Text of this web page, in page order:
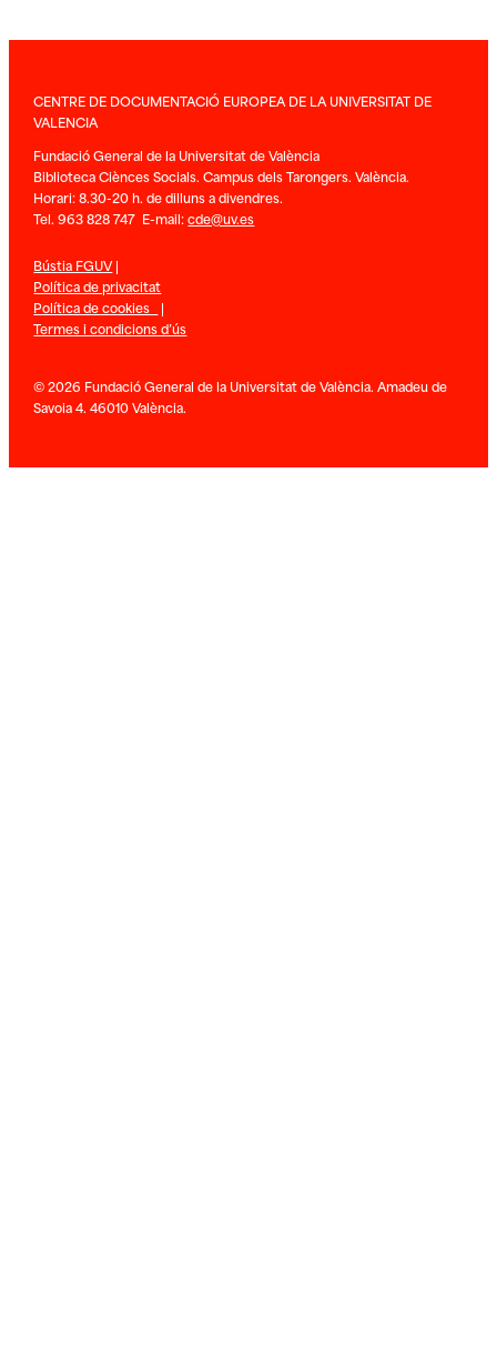
CENTRE DE DOCUMENTACIÓ EUROPEA DE LA UNIVERSITAT DE
VALENCIA
Fundació General de la Universitat de València
Biblioteca Ciènces Socials. Campus dels Tarongers. València.
Horari: 8.30-20 h. de dilluns a divendres.
Tel. 963 828 747 E-mail:cde@uv.es
Bústia FGUV|
Política de privacitat
Política de cookies |
Termes i condicions d’ús
© 2026 Fundació General de la Universitat de València. Amadeu de
Savoia 4. 46010 València.